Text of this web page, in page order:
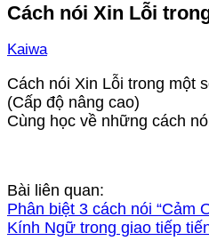
Cách nói Xin Lỗi
Kaiwa
Cách nói Xin Lỗi trong một
(Cấp độ nâng cao)
Cùng học về những cách
Bài liên quan:
Phân biệt 3 cách nói “Cảm
Kính Ngữ trong giao tiếp